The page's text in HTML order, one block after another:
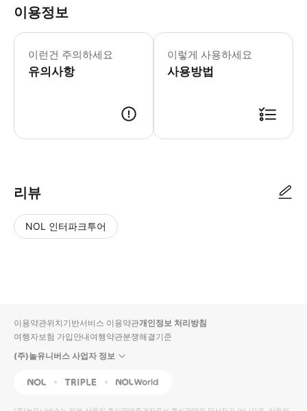
이용정보
이런건 주의하세요
유의사항
1.일본 이외의 국가에서 발행된 여권
이렇게 사용하세요
사용방법
리뷰
NOL 인터파크투어
입니
다.
높
동
순
상
이용약관위치기반서비스 이용약관개인정보 처리방침
여행자보험 가입안내여행약관분쟁해결기준
(주)놀유니버스 사업자 정보
NOL Triple Interpark Global